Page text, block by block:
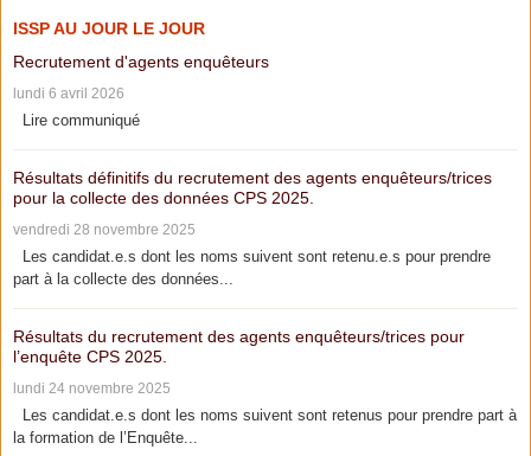
ISSP AU JOUR LE JOUR
Recrutement d'agents enquêteurs
lundi 6 avril 2026
Lire communiqué
Résultats définitifs du recrutement des agents enquêteurs/trices
pour la collecte des données CPS 2025.
vendredi 28 novembre 2025
Les candidat.e.s dont les noms suivent sont retenu.e.s pour prendre
part à la collecte des données...
Résultats du recrutement des agents enquêteurs/trices pour
l’enquête CPS 2025.
lundi 24 novembre 2025
Les candidat.e.s dont les noms suivent sont retenus pour prendre part à
la formation de l’Enquête...